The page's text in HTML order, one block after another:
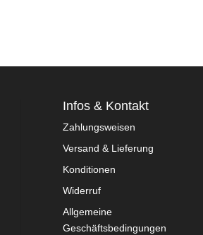
Infos & Kontakt
Zahlungsweisen
Versand & Lieferung
Konditionen
Widerruf
Allgemeine
Geschäftsbedingungen